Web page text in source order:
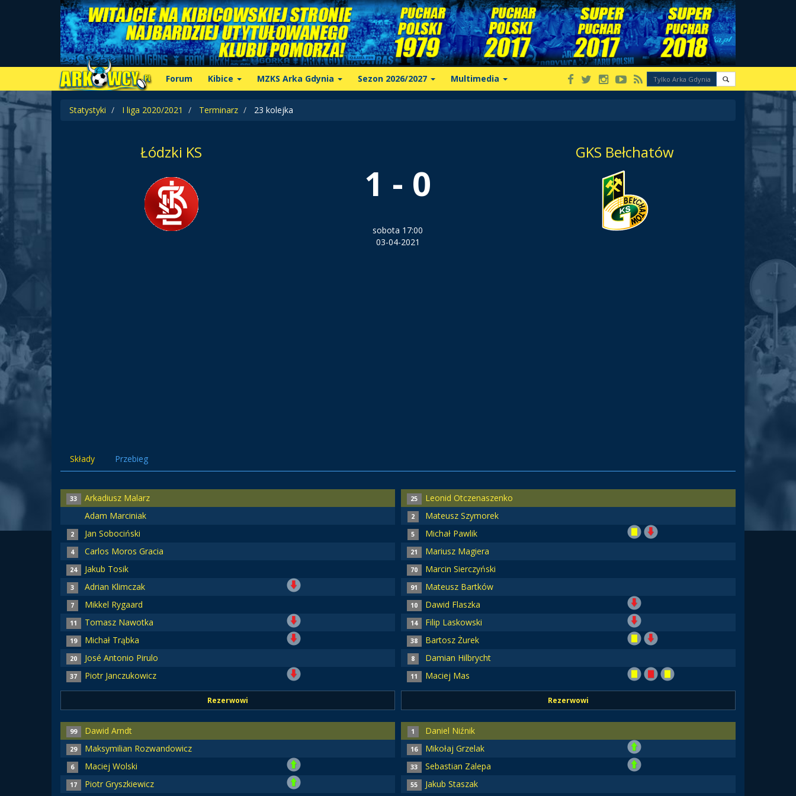
Forum Kibice MZKS Arka Gdynia Sezon 2026/2027 Multimedia
Statystyki I liga 2020/2021 Terminarz 23 kolejka
Łódzki KS
1 - 0
sobota 17:00
03-04-2021
GKS Bełchatów
Składy Przebieg
33
Arkadiusz Malarz
Adam Marciniak
2 Jan Sobociński
4 Carlos Moros Gracia
24 Jakub Tosik
3 Adrian Klimczak
7 Mikkel Rygaard
11 Tomasz Nawotka
19 Michał Trąbka
20 José Antonio Pirulo
37 Piotr Janczukowicz
Rezerwowi
99 Dawid Arndt
29 Maksymilian Rozwandowicz
6 Maciej Wolski
17 Piotr Gryszkiewicz
25 Leonid Otczenaszenko
2 Mateusz Szymorek
5 Michał Pawlik
21 Mariusz Magiera
70 Marcin Sierczyński
91 Mateusz Bartków
10 Dawid Flaszka
14 Filip Laskowski
38 Bartosz Żurek
8 Damian Hilbrycht
11 Maciej Mas
Rezerwowi
1 Daniel Niźnik
16 Mikołaj Grzelak
33 Sebastian Zalepa
55 Jakub Staszak